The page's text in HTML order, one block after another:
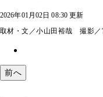
2026年01月02日 08:30 更新
取材・文／小山田裕哉 撮影／
前へ